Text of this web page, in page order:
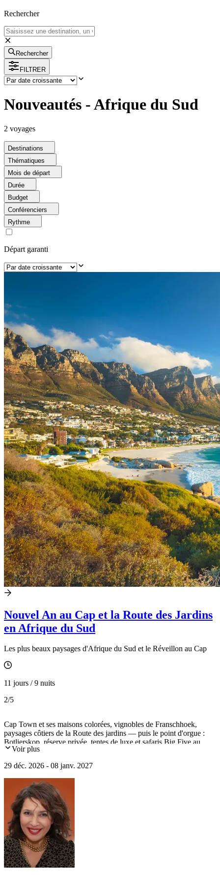
Rechercher
Rechercher
FILTRER
Nouveautés - Afrique du Sud
2 voyages
Destinations
Thématiques
Mois de départ
Durée
Budget
Conférenciers
Rythme
Départ garanti
Nouvel An au Cap et la Route des Jardins
en Afrique du Sud
Les plus beaux paysages d'Afrique du Sud et le Réveillon au Cap
11 jours / 9 nuits
2/5
Cap Town et ses maisons colorées, vignobles de Franschhoek,
paysages côtiers de la Route des jardins — puis le point d'orgue :
Botlierskop, réserve privée, tentes de luxe et safaris Big Five au
lever du soleil. Le Nouvel An comme nulle part ailleurs.
Voir plus
29 déc. 2026 - 08 janv. 2027